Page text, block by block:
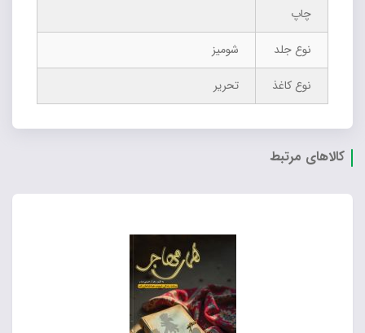
چاپ
نوع جلد
شومیز
نوع کاغذ
تحریر
کالاهای مرتبط